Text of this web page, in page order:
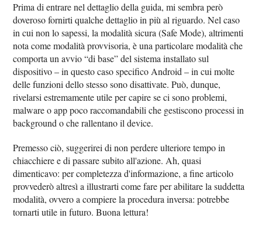
Prima di entrare nel dettaglio della guida, mi sembra però
doveroso fornirti qualche dettaglio in più al riguardo. Nel caso
in cui non lo sapessi, la modalità sicura (Safe Mode), altrimenti
nota come modalità provvisoria, è una particolare modalità che
comporta un avvio “di base” del sistema installato sul
dispositivo – in questo caso specifico Android – in cui molte
delle funzioni dello stesso sono disattivate. Può, dunque,
rivelarsi estremamente utile per capire se ci sono problemi,
malware o app poco raccomandabili che gestiscono processi in
background o che rallentano il device.
Premesso ciò, suggerirei di non perdere ulteriore tempo in
chiacchiere e di passare subito all'azione. Ah, quasi
dimenticavo: per completezza d'informazione, a fine articolo
provvederò altresì a illustrarti come fare per abilitare la suddetta
modalità, ovvero a compiere la procedura inversa: potrebbe
tornarti utile in futuro. Buona lettura!